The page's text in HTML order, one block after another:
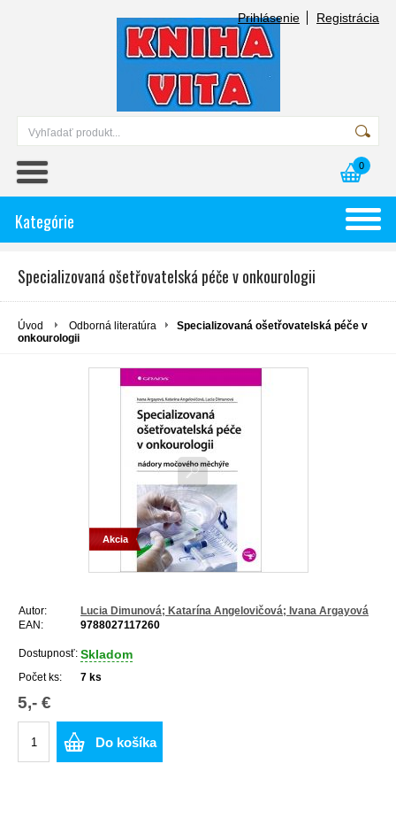
Prihlásenie Registrácia
0
Kategórie
Specializovaná ošetřovatelská péče v onkourologii
Úvod Odborná literatúra
Specializovaná ošetřovatelská péče v
onkourologii
Akcia
Autor:
Lucia Dimunová; Katarína Angelovičová; Ivana Argayová
EAN:
9788027117260
Dostupnosť: Skladom
Počet ks: 7 ks
5,- €
Do košíka